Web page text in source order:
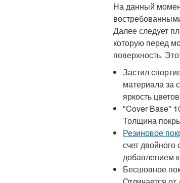
На данный
Далее следует
которую перед
поверхность.
Застил
материала за
яркость
"Cover Base"
Толщина
Резиновое
счет
добавлением
Бесшовное